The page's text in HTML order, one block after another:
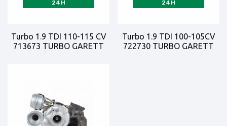
24H
Turbo 1.9 TDI 110-115 CV
713673 TURBO GARETT
24H
Turbo 1.9 TDI 100-105CV
722730 TURBO GARETT